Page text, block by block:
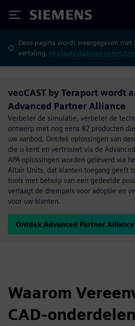
Siemens
Deze pagina wordt weergegeven
vertaling. In plaats daarvan in het
veoCAST by Teraport wordt
Advanced Partner Alliance
Verbeter de simulatie, verbeter de
ontwerp met nog eens 82 producten
uw aanbod. Ontdek oplossingen van
die u kent en vertrouwt via de
APA-oplossingen worden geleverd via
Altair Units, dat klanten toegang geeft
tools met behulp van een gedeelde
verlaagt de drempels voor adoptie en
voor uw klanten.
Ontdek Advanced Partner Alliance
Waarom
CAD-